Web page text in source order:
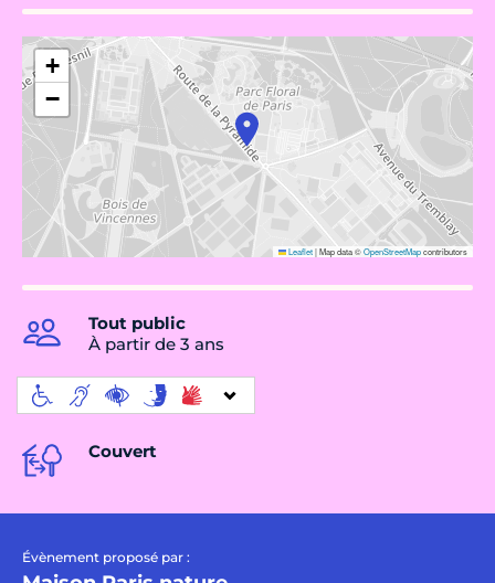
+
−
Leaflet|Map data ©OpenStreetMapcontributors
Tout public
À partir de 3 ans
Couvert
Évènement proposé par :